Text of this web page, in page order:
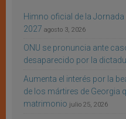
Himno oficial de la Jornada
2027 agosto 3, 2026
ONU se pronuncia ante
desaparecido por la
Aumenta el interés por la
de los mártires de Georgia
matrimonio julio 25, 2026